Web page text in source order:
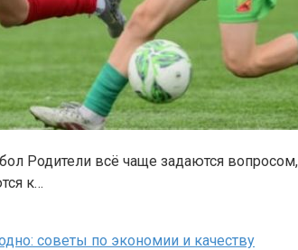
Родители всё чаще задаются
к…
советы по экономии и качеству